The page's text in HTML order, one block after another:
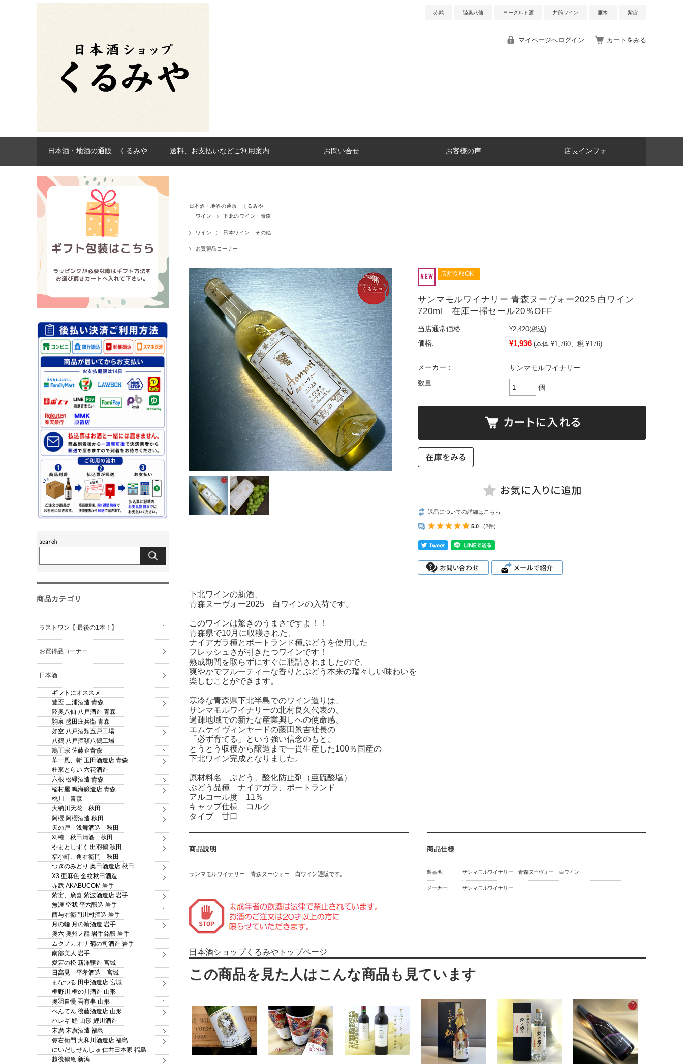
赤武 陸奥八仙 ヨーグルト酒 井筒ワイン 雁木 紫宙
マイページへログイン カートをみる
日本酒・地酒の通販 くるみや 送料、お支払いなどご利用案内 お問い合せ お客様の声 店長インフォ
日本酒・地酒の通販 くるみや
ワイン
下北のワイン 青森
ワイン 日本ワイン その他
お買得品コーナー
店舗受取OK
サンマモルワイナリー 青森ヌーヴォー2025 白ワイン
720ml 在庫一掃セール20％OFF
当店通常価格: ¥2,420(税込)
価格:
¥1,936 (本体 ¥1,760、税 ¥176)
メーカー：
サンマモルワイナリー
数量:
個
返品についての詳細はこちら
5.0 (2件)
下北ワインの新酒、
青森ヌーヴォー2025 白ワインの入荷です。
このワインは驚きのうまさですよ！！
青森県で10月に収穫された、
ナイアガラ種とポートランド種ぶどうを使用した
フレッシュさが引きたつワインです！
熟成期間を取らずにすぐに瓶詰されましたので、
爽やかでフルーティーな香りとぶどう本来の瑞々しい味わいを
楽しむことができます。
寒冷な青森県下北半島でのワイン造りは、
サンマモルワイナリーの北村良久代表の、
過疎地域での新たな産業興しへの使命感、
エムケイヴィンヤードの藤田景吉社長の
「必ず育てる」という強い信念のもと、
とうとう収穫から醸造まで一貫生産した100％国産の
下北ワイン完成となりました。
原材料名 ぶどう、酸化防止剤（亜硫酸塩）
ぶどう品種 ナイアガラ、ポートランド
アルコール度 11％
キャップ仕様 コルク
タイプ 甘口
商品説明
サンマモルワイナリー 青森ヌーヴォー 白ワイン通販です。
商品仕様
製品名: サンマモルワイナリー 青森ヌーヴォー 白ワイン
メーカー: サンマモルワイナリー
日本酒ショップくるみやトップページ
商品カテゴリ
ラストワン【 最後の1本！】
お買得品コーナー
日本酒
ギフトにオススメ
豊盃 三浦酒造 青森
陸奥八仙 八戸酒造 青森
駒泉 盛田庄兵衛 青森
如空 八戸酒類五戸工場
八鶴 八戸酒類八鶴工場
鳩正宗 佐藤企青森
華一風、斬 玉田酒造店 青森
杜來とらい 六花酒造
六根 松緑酒造 青森
稲村屋 鳴海醸造店 青森
桃川 青森
大納川天花 秋田
阿櫻 阿櫻酒造 秋田
天の戸 浅舞酒造 秋田
刈穂 秋田清酒 秋田
やまとしずく 出羽鶴 秋田
福小町、角右衛門 秋田
つぎのみどり 奥田酒造店 秋田
X3 亜麻色 金紋秋田酒造
赤武 AKABUCOM 岩手
紫宙、廣喜 紫波酒造店 岩手
無涯 空我 平六醸造 岩手
酉与右衛門川村酒造 岩手
月の輪 月の輪酒造 岩手
奥六 奥州ノ龍 岩手銘醸 岩手
ムクノカオリ 菊の司酒造 岩手
南部美人 岩手
愛宕の松 新澤醸造 宮城
日高見 平孝酒造 宮城
まなつる 田中酒造店 宮城
楯野川 楯の川酒造 山形
奥羽自慢 吾有事 山形
べんてん 後藤酒造店 山形
ハレギ 鯉 山形 鯉川酒造
末廣 末廣酒造 福島
弥右衛門 大和川酒造店 福島
にいだしぜんしゅ 仁井田本家 福島
越後鶴亀 新潟